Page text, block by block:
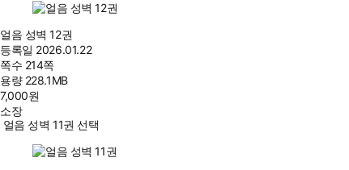
얼음 성벽 12권
등록일 2026.01.22
쪽수 214쪽
용량 228.1MB
7,000원
소장
얼음 성벽 11권 선택